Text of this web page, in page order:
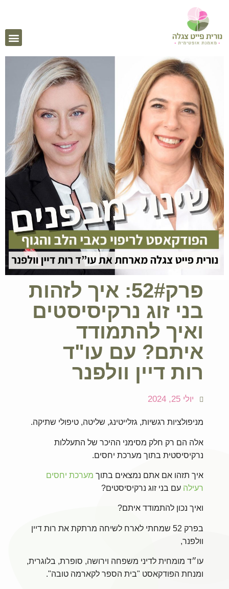
פרק52#: איך לזהות
בני זוג נרקיסיסטים
ואיך להתמודד
איתם? עם עו"ד
רות דיין וולפנר
יולי 25, 2024
מניפולציות רגשיות, גזלייטינג, שליטה, טיפולי שתיקה.
אלה הם רק חלק מסימני ההיכר של התעללות
נרקיסיסטית בתוך מערכת יחסים.
איך תזהו אם אתם נמצאים בתוך מערכת יחסים
רעילה עם בני זוג נרקיסיסטים?
ואיך נכון להתמודד איתם?
בפרק 52 שמחתי לארח לשיחה מרתקת את רות דיין
וולפנר,
עו״ד מומחית לדיני משפחה וירושה, סופרת, בלוגרית,
ומנחת הפודקאסט "בית הספר לקארמה טובה".